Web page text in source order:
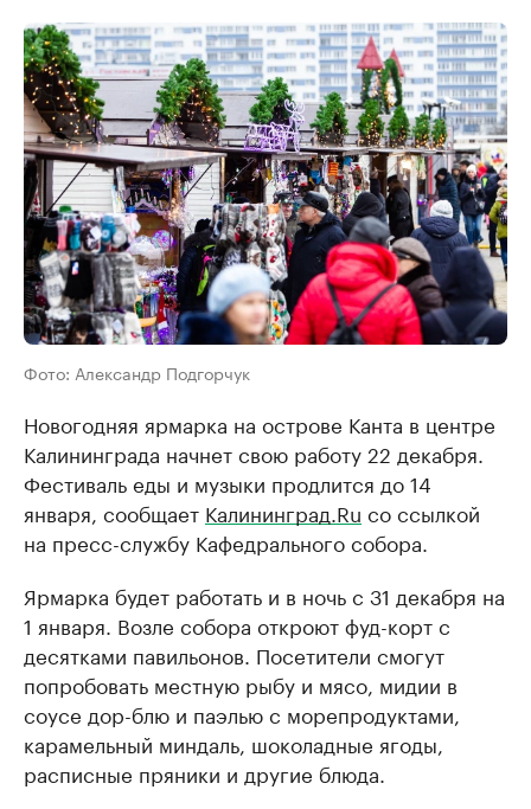
Фото: Александр Подгорчук
Новогодняя ярмарка на острове Канта в центре
Калининграда начнет свою работу 22 декабря.
Фестиваль еды и музыки продлится до 14
января, сообщает Калининград.Ru со ссылкой
на пресс-службу Кафедрального собора.
Ярмарка будет работать и в ночь с 31 декабря на
1 января. Возле собора откроют фуд-корт с
десятками павильонов. Посетители смогут
попробовать местную рыбу и мясо, мидии в
соусе дор-блю и паэлью с морепродуктами,
карамельный миндаль, шоколадные ягоды,
расписные пряники и другие блюда.